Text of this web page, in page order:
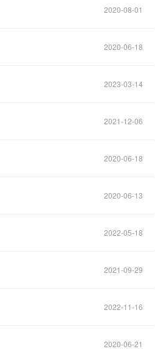
2020-08-01
2020-06-18
2023-03-14
2021-12-06
2020-06-18
2020-06-13
2022-05-18
2021-09-29
2022-11-16
2020-06-21